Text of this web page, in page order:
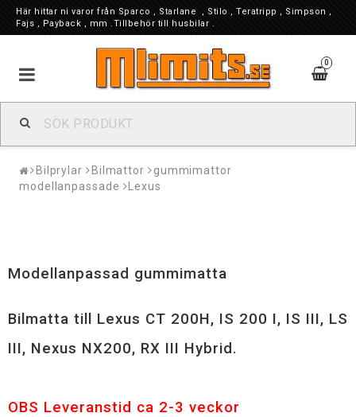
Här hittar ni varor från Sparco , Starlane , Stilo , Teratripp , Simpson ,
Fajs , Payback , mm .Tillbehör till husbilar .
0
Bilprylar Bilmattor
gummimattor
modellanpassade
Lexus
Modellanpassad gummimatta
Bilmatta till Lexus CT 200H, IS 200 I, IS III, LS
III, Nexus NX200, RX III Hybrid.
OBS Leveranstid ca 2-3 veckor